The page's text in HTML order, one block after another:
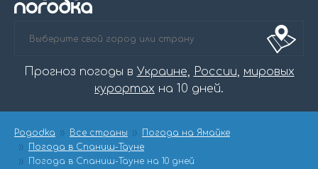
Прогноз погоды в Украине, России, мировых
курортах на 10 дней.
Pogodka Все страны
Погода на Ямайке
Погода в Спаниш-Тауне
Погода в Спаниш-Тауне на 10 дней